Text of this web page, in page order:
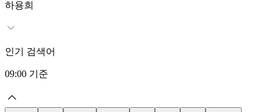
하용희
인기 검색어
09:00 기준